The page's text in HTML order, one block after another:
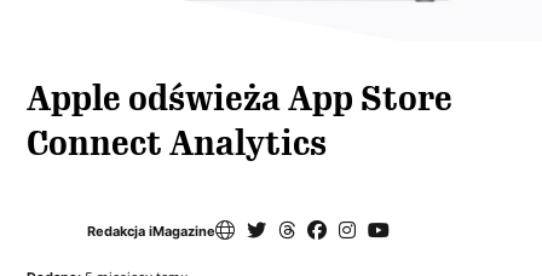
Apple odświeża App Store
Connect Analytics
Redakcja iMagazine